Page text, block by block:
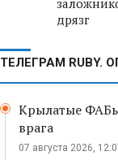
дрязг
ТЕЛЕГРАМ RUBY.
Крылатые
врага
07 августа 2026,